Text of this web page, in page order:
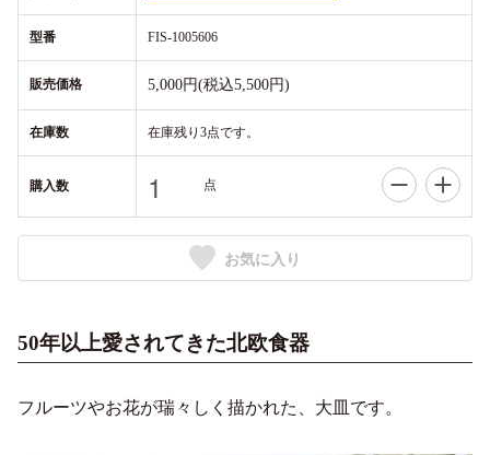
型番 FIS-1005606
販売価格 5,000円(税込5,500円)
在庫数 在庫残り3点です。
購入数 点
お気に入り
50年以上愛されてきた北欧食器
フルーツやお花が瑞々しく描かれた、大皿です。